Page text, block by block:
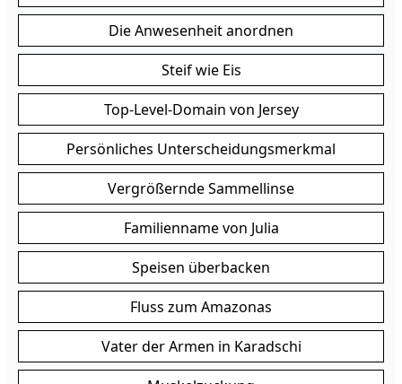
Die Anwesenheit anordnen
Steif wie Eis
Top-Level-Domain von Jersey
Persönliches Unterscheidungsmerkmal
Vergrößernde Sammellinse
Familienname von Julia
Speisen überbacken
Fluss zum Amazonas
Vater der Armen in Karadschi